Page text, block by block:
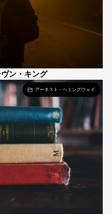
ン・キング
アーネスト・ヘミングウェイ